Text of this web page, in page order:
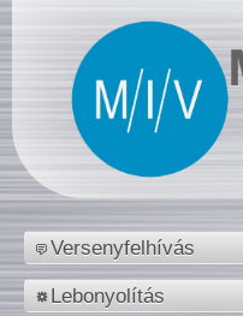
Versenyfelhívás
Lebonyolítás